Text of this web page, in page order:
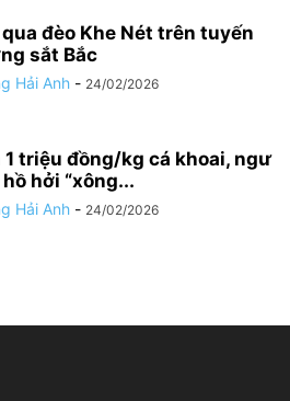
qua đèo Khe Nét trên tuyến
sắt Bắc
Hải Anh - 24/02/2026
1 triệu đồng/kg cá khoai, ngư
hởi “xông...
Hải Anh - 24/02/2026